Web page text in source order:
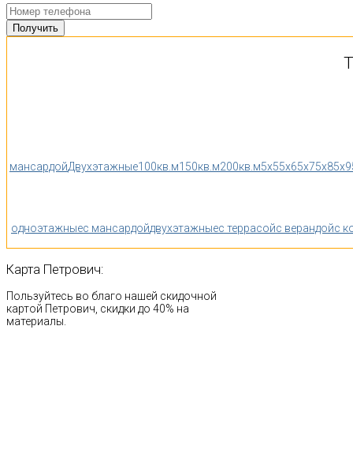
мансардойДвухэтажные100кв.м150кв.м200кв.м5x55x65x75x85x9
одноэтажныес мансардойдвухэтажныес террасойс верандойс
Карта Петрович:
Пользуйтесь во благо нашей скидочной
картой Петрович, скидки до 40% на
материалы.